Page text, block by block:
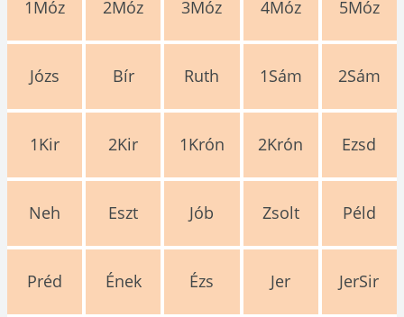
1Móz 2Móz 3Móz 4Móz 5Móz
Józs Bír Ruth 1Sám 2Sám
1Kir 2Kir 1Krón 2Krón Ezsd
Neh Eszt Jób Zsolt Péld
Préd Ének Ézs Jer JerSir